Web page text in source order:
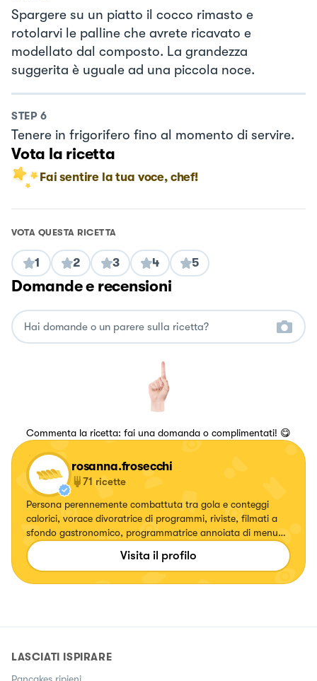
Spargere su un piatto il cocco rimasto e
rotolarvi le palline che avrete ricavato e
modellato dal composto. La grandezza
suggerita è uguale ad una piccola noce.
STEP 6
Tenere in frigorifero fino al momento di servire.
Vota la ricetta
Fai sentire la tua voce, chef!
VOTA QUESTA RICETTA
1 2 3 4 5
Domande e recensioni
Commenta la ricetta: fai una domanda o complimentati! 😋
rosanna.frosecchi
71 ricette
Persona perennemente combattuta tra gola e conteggi
calorici, vorace divoratrice di programmi, riviste, filmati a
sfondo gastronomico, programmatrice annoiata di menu
settimanali per accontentare tutti i familiari ma che quando
non prende sonno anziché contare pecore...ripassa ricette a
Visita il profilo
LASCIATI ISPIRARE